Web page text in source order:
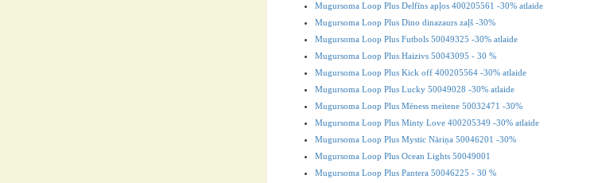
Mugursoma Loop Plus Delfīns apļos 400205561 -30% atlaide
Mugursoma Loop Plus Dino dinazaurs zaļš -30%
Mugursoma Loop Plus Futbols 50049325 -30% atlaide
Mugursoma Loop Plus Haizivs 50043095 - 30 %
Mugursoma Loop Plus Kick off 400205564 -30% atlaide
Mugursoma Loop Plus Lucky 50049028 -30% atlaide
Mugursoma Loop Plus Mēness meitene 50032471 -30%
Mugursoma Loop Plus Minty Love 400205349 -30% atlaide
Mugursoma Loop Plus Mystic Nāriņa 50046201 -30%
Mugursoma Loop Plus Ocean Lights 50049001
Mugursoma Loop Plus Pantera 50046225 - 30 %